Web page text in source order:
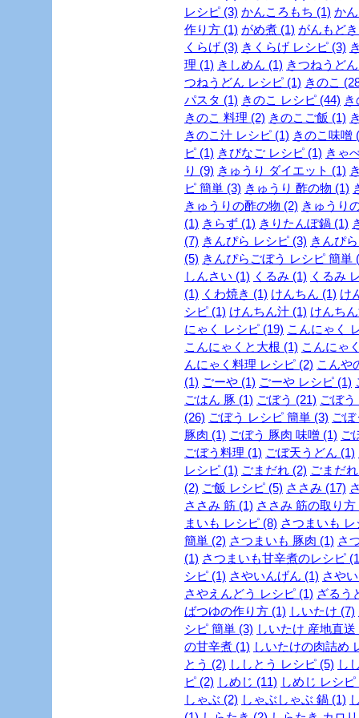
レシピ (3) かんころもち (1) か
作り方 (1) がめ煮 (1) がんもど
くらげ (3) きくらげ レシピ (3)
理 (1) きしめん (1) きつねうど
つねうどん レシピ (1) きのこ
パスタ (1) きのこ レシピ (44)
きのこ 料理 (2) きのこご飯 (1)
きのこ汁 レシピ (1) きのこ味噌
ピ (1) きびなご レシピ (1) きゃ
り (9) きゅうり ダイエット (1)
ピ 簡単 (3) きゅうり 酢の物 (1)
きゅうりの酢の物 (2) きゅうり
(1) きらず (1) きりたんぽ鍋 (1)
(7) きんぴら レシピ (3) きんぴ
(5) きんぴらごぼう レシピ 簡単
しんさい (1) くるみ (1) くるみ
(1) くわ焼き (1) けんちん (1) け
シピ (1) けんちん汁 (1) けんち
にゃく レシピ (19) こんにゃく
こんにゃくと大根 (1) こんにゃ
んにゃく料理 レシピ (2) こんや
(1) ごーや (1) ごーや レシピ (1)
ごはん 豚 (1) ごぼう (21) ごぼ
(26) ごぼう レシピ 簡単 (3) ご
豚肉 (1) ごぼう 豚肉 味噌 (1) ご
ごぼう料理 (1) ごぼ天うどん (1)
レシピ (1) ごまだれ (2) ごまだ
(2) ご飯 レシピ (5) ささみ (17)
ささみ 筋 (1) ささみ 筋の取り方
まいも レシピ (8) さつまいも
簡単 (2) さつまいも 豚肉 (1) さ
(1) さつまいも甘辛煮のレシピ
シピ (1) さやいんげん (1) さや
さやえんどう レシピ (1) ざるう
ばつゆの作り方 (1) しいたけ (7)
シピ 簡単 (3) しいたけ 産地直送
の甘辛煮 (1) しいたけの肉詰め
とう (2) ししとう レシピ (5) し
ピ (2) しめじ (11) しめじ レシピ
しゃぶ (2) しゃぶしゃぶ 鍋 (1)